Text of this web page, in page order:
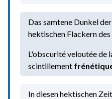
Das samtene Dunkel
hektischen Flackern
L'obscurité veloutée de
scintillement
In diesen hektischen